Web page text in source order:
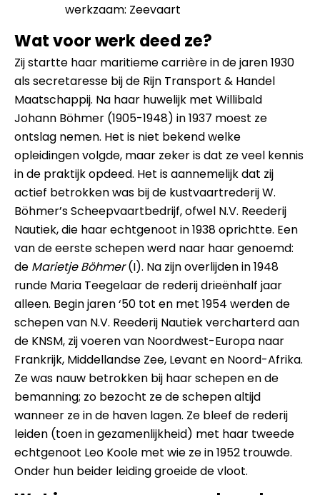
werkzaam: Zeevaart
Wat voor werk deed ze?
Zij startte haar maritieme carrière in de jaren 1930
als secretaresse bij de Rijn Transport & Handel
Maatschappij. Na haar huwelijk met Willibald
Johann Böhmer (1905-1948) in 1937 moest ze
ontslag nemen. Het is niet bekend welke
opleidingen volgde, maar zeker is dat ze veel kennis
in de praktijk opdeed. Het is aannemelijk dat zij
actief betrokken was bij de kustvaartrederij W.
Böhmer’s Scheepvaartbedrijf, ofwel N.V. Reederij
Nautiek, die haar echtgenoot in 1938 oprichtte. Een
van de eerste schepen werd naar haar genoemd:
de Marietje Böhmer(I). Na zijn overlijden in 1948
runde Maria Teegelaar de rederij drieënhalf jaar
alleen. Begin jaren ‘50 tot en met 1954 werden de
schepen van N.V. Reederij Nautiek vercharterd aan
de KNSM, zij voeren van Noordwest-Europa naar
Frankrijk, Middellandse Zee, Levant en Noord-Afrika.
Ze was nauw betrokken bij haar schepen en de
bemanning; zo bezocht ze de schepen altijd
wanneer ze in de haven lagen. Ze bleef de rederij
leiden (toen in gezamenlijkheid) met haar tweede
echtgenoot Leo Koole met wie ze in 1952 trouwde.
Onder hun beider leiding groeide de vloot.